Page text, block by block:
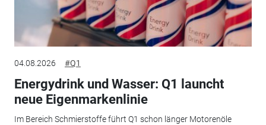
04.08.2026 #Q1
Energydrink und Wasser: Q1 launcht
neue Eigenmarkenlinie
Im Bereich Schmierstoffe führt Q1 schon länger Motorenöle